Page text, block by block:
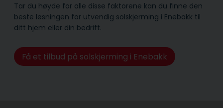
Tar du høyde for alle disse faktorene kan du finne den
beste løsningen for utvendig solskjerming i Enebakk til
ditt hjem eller din bedrift.
Få et tilbud på solskjerming i Enebakk